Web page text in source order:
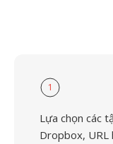
1
Lựa chọn các
Dropbox, URL